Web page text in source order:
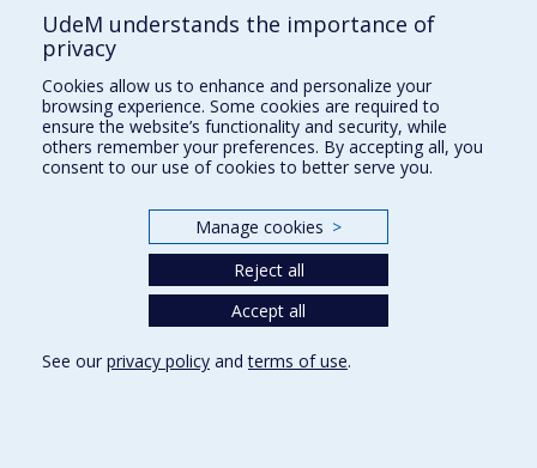
Comment soutenir le Département?
BESOIN D'AIDE?
Plan du site
Signaler une erreur
Accessibilité
Nos départements et écoles
UdeM understands the importance of
privacy
Cookies allow us to enhance and personalize your
browsing experience. Some cookies are required to
ensure the website’s functionality and security, while
others remember your preferences. By accepting all, you
consent to our use of cookies to better serve you.
Manage cookies >
Reject all
Accept all
See our privacy policy andterms of use.